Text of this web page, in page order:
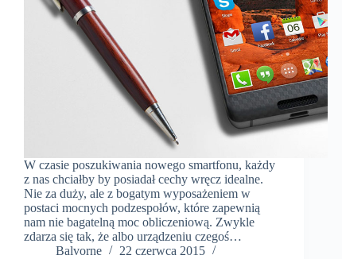
W czasie poszukiwania nowego smartfonu, każdy
z nas chciałby by posiadał cechy wręcz idealne.
Nie za duży, ale z bogatym wyposażeniem w
postaci mocnych podzespołów, które zapewnią
nam nie bagatelną moc obliczeniową. Zwykle
zdarza się tak, że albo urządzeniu czegoś…
Balvorne
22 czerwca 2015